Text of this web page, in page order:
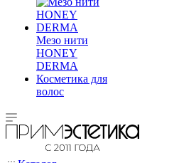
Мезо нити
HONEY
DERMA
Косметика для
волос